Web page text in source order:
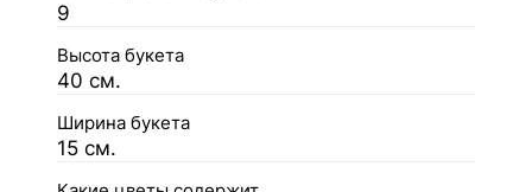
9
Высота букета
40 см.
Ширина букета
15 см.